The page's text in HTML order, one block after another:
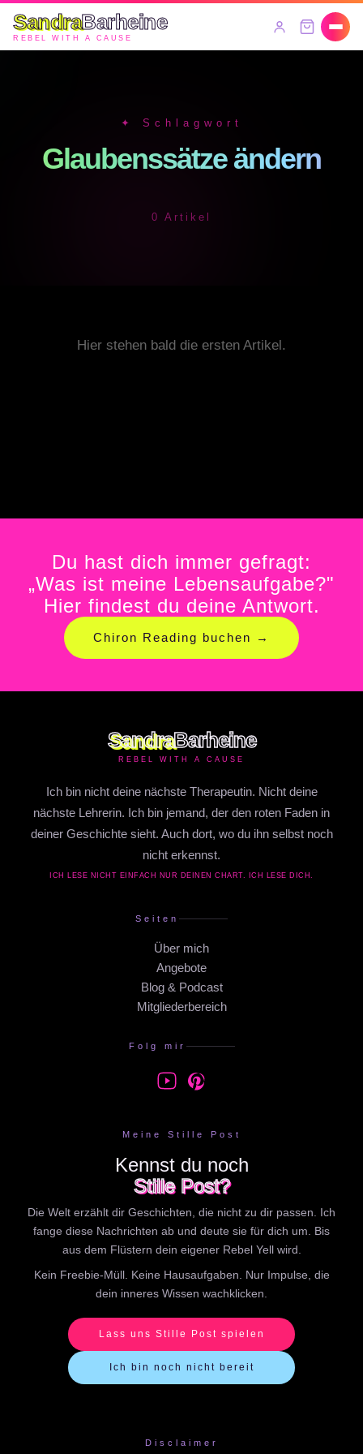
SandraBarheine
REBEL WITH A CAUSE
✦ Schlagwort
Glaubenssätze ändern
0 Artikel
Hier stehen bald die ersten Artikel.
Du hast dich immer gefragt:
„Was ist meine Lebensaufgabe?"
Hier findest du deine Antwort.
Chiron Reading buchen →
SandraBarheine
REBEL WITH A CAUSE
Ich bin nicht deine nächste Therapeutin. Nicht deine
nächste Lehrerin. Ich bin jemand, der den roten Faden in
deiner Geschichte sieht. Auch dort, wo du ihn selbst noch
nicht erkennst.
ICH LESE NICHT EINFACH NUR DEINEN CHART. ICH LESE DICH.
Seiten
Über mich
Angebote
Blog & Podcast
Mitgliederbereich
Folg mir
Meine Stille Post
Kennst du noch
Stille Post?
Die Welt erzählt dir Geschichten, die nicht zu dir passen. Ich
fange diese Nachrichten ab und deute sie für dich um. Bis
aus dem Flüstern dein eigener Rebel Yell wird.
Kein Freebie-Müll. Keine Hausaufgaben. Nur Impulse, die
dein inneres Wissen wachklicken.
Lass uns Stille Post spielen
Ich bin noch nicht bereit
Disclaimer